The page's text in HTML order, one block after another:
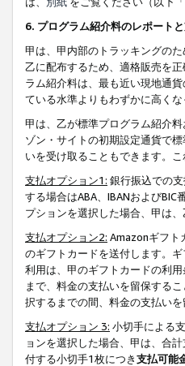
6. プログラム紹介料のレポート
甲は、甲内部のトラッキングの
乙に配布するため、適格販売を
ラム紹介料は、最も近い現地通
ている水準よりもわずかに高く
甲は、乙が標準プログラム紹介
ゾン・サイトの初期設定通貨で
いを受け取ることもできます。
支払オプション1: 銀行振込での
する場合はABA、IBANおよび
プションを選択した場合、甲は
支払オプション2: Amazonギフト
のギフトカードを送付します。
利用は、甲のギフトカードの利
まで、料金の支払いを留保する
択するまでの間、料金の支払いを
支払オプション 3: 小切手による
ョンを選択した場合、甲は、合
付する小切手1枚につき支払可能